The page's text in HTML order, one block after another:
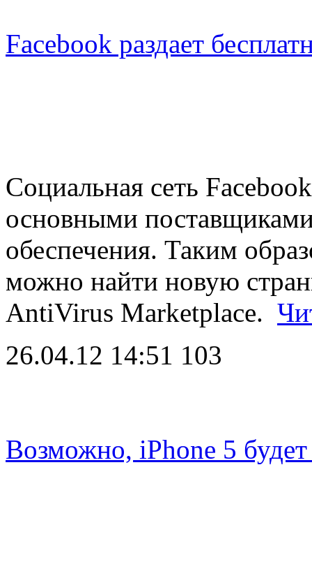
Facebook раздает
Социальная сеть
основными
обеспечения. Таким
можно найти новую
AntiVirus Marketplace.
26.04.12 14:51 103
Возможно, iPhone 5